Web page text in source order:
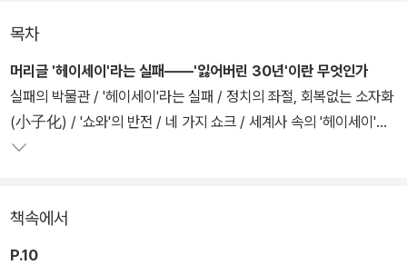
저자는 헤이세이의 액상화는 갑자기 벌어진 것이 아니라 쇼와 시대에
진행된 지반약화의 결과라고 진단한다. 1970년대 말부터 세계사적
대전환의 소용돌이가 일고 있었지만, 일본은 오일쇼크를 무난히 극복
한 데 따른 안도감에 사로잡혀 변화를 직시하지 못했다고 본다. 이런
안도감이 1980년대 경제 버블의 형성과 붕괴를 가져왔고, 1990년
목차
머리글 '헤이세이'라는 실패――'잃어버린 30년'이란 무엇인가
실패의 박물관 / '헤이세이'라는 실패 / 정치의 좌절, 회복없는 소자화
(小子化) / '쇼와'의 반전 / 네 가지 쇼크 / 세계사 속의 '헤이세이'
책속에서
P.10